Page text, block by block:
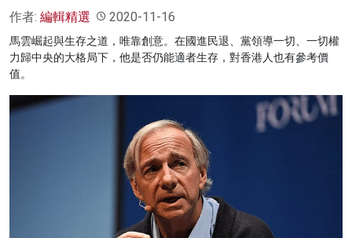
作者: 編輯精選 2020-11-16
馬雲崛起與生存之道，唯靠創意。在國進民退、黨領導一切、一切權
力歸中央的大格局下，他是否仍能適者生存，對香港人也有參考價
值。